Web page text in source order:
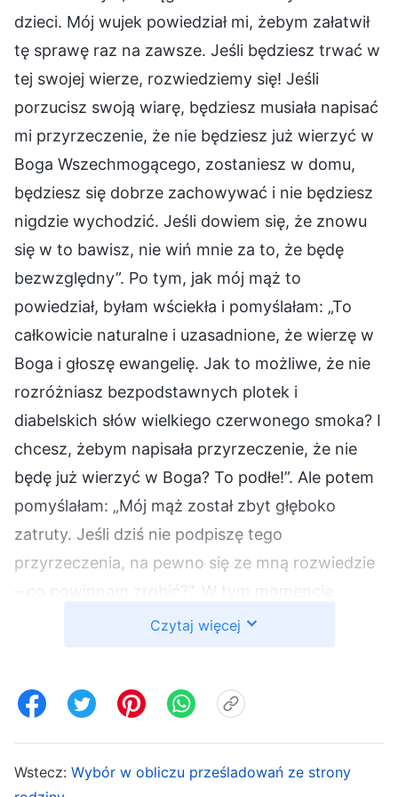
dzieci. Mój wujek powiedział mi, żebym załatwił
tę sprawę raz na zawsze. Jeśli będziesz trwać w
tej swojej wierze, rozwiedziemy się! Jeśli
porzucisz swoją wiarę, będziesz musiała napisać
mi przyrzeczenie, że nie będziesz już wierzyć w
Boga Wszechmogącego, zostaniesz w domu,
będziesz się dobrze zachowywać i nie będziesz
nigdzie wychodzić. Jeśli dowiem się, że znowu
się w to bawisz, nie wiń mnie za to, że będę
bezwzględny”. Po tym, jak mój mąż to
powiedział, byłam wściekła i pomyślałam: „To
całkowicie naturalne i uzasadnione, że wierzę w
Boga i głoszę ewangelię. Jak to możliwe, że nie
rozróżniasz bezpodstawnych plotek i
diabelskich słów wielkiego czerwonego smoka? I
chcesz, żebym napisała przyrzeczenie, że nie
będę już wierzyć w Boga? To podłe!”. Ale potem
pomyślałam: „Mój mąż został zbyt głęboko
zatruty. Jeśli dziś nie podpiszę tego
przyrzeczenia, na pewno się ze mną rozwiedzie
– co powinnam zrobić?”. W tym momencie
pomyślałam o pewnych słowach Bożych:
mnie. Niech to będzie dla ciebie jasne i
dałem. Nie lękaj się tego czy tamtego – Bóg
Wszechmogący Zastępów z pewnością będzie
Czytaj więcej
Wstecz: Wybór w obliczu prześladowań ze strony